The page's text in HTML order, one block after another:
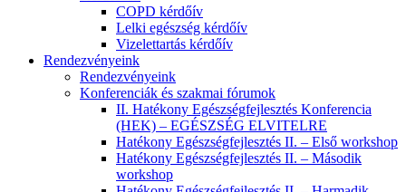
COPD kérdőív
Lelki egészség kérdőív
Vizelettartás kérdőív
Rendezvényeink
Rendezvényeink
Konferenciák és szakmai fórumok
II. Hatékony Egészségfejlesztés Konferencia
(HEK) – EGÉSZSÉG ELVITELRE
Hatékony Egészségfejlesztés II. – Első workshop
Hatékony Egészségfejlesztés II. – Második
workshop